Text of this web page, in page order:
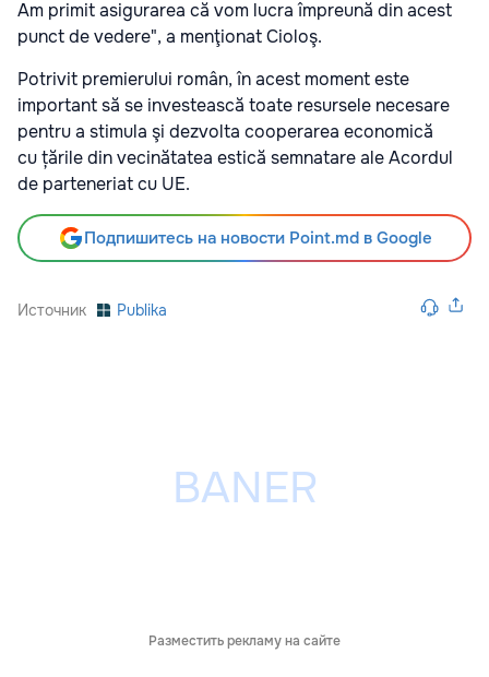
Am primit asigurarea că vom lucra împreună din acest
punct de vedere", a menţionat Cioloş.
Potrivit premierului român, în acest moment este
important să se investească toate resursele necesare
pentru a stimula şi dezvolta cooperarea economică
cu țările din vecinătatea estică semnatare ale Acordul
de parteneriat cu UE.
Подпишитесь на новости Point.md в Google
Источник Publika
Разместить рекламу на сайте